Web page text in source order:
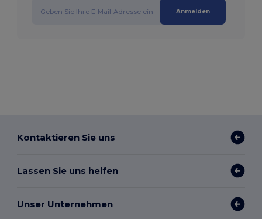
Anmelden
Kontaktieren Sie uns
Lassen Sie uns helfen
Unser Unternehmen